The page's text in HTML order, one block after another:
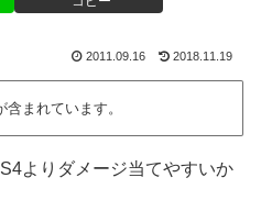
2011.09.16 2018.11.19
まれています。
よりダメージ当てやすいか